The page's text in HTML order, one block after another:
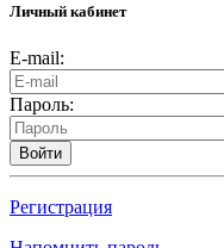
Личный кабинет
E-mail:
Пароль:
Войти
Регистрация